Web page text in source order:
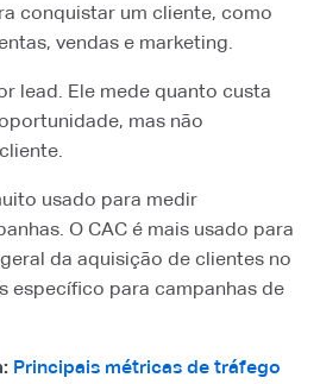
conquistar um cliente, como
vendas e marketing.
lead. Ele mede quanto custa
mas não
usado para medir
O CAC é mais usado para
da aquisição de clientes no
específico para campanhas de
Principais métricas de tráfego